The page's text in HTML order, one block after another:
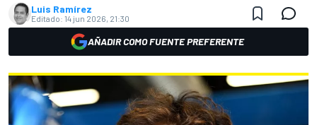
Luis Ramírez
Editado: 14 jun 2026, 21:30
AÑADIR COMO FUENTE PREFERENTE